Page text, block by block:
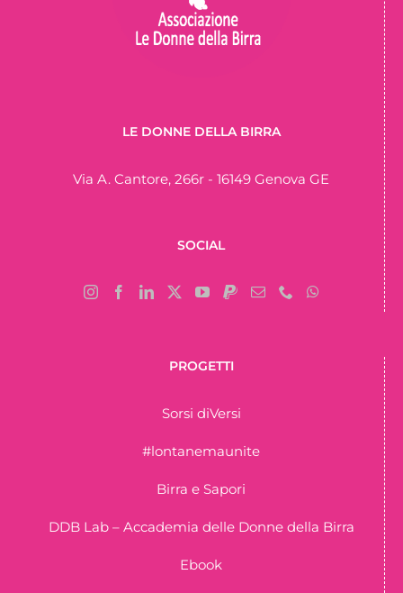
LE DONNE DELLA BIRRA
Via A. Cantore, 266r - 16149 Genova GE
SOCIAL
PROGETTI
Sorsi diVersi
#lontanemaunite
Birra e Sapori
DDB Lab – Accademia delle Donne della Birra
Ebook